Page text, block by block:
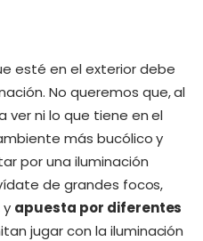
esté en el exterior debe
No queremos que, al
ver ni lo que tiene en el
más bucólico y
por una iluminación
de grandes focos,
y apuesta por diferentes
jugar con la iluminación